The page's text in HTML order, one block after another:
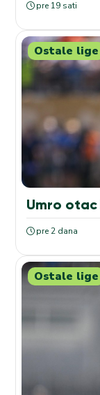
pre 19 sati
Ostale lige
Umro otac
pre 2 dana
Ostale lige